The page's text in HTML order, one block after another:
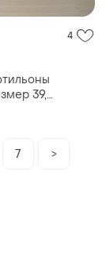
4
39,
ботинки
7 >